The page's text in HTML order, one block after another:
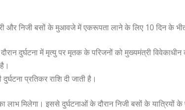
और निजी बसों के मुआवजे में एकरूपता लाने के लिए 10 दिन के
दुर्घटना में मृत्यु पर मृतक के परिजनों को मुख्यमंत्री
प्रतिकर राशि दी जाती है।
लाभ मिलेगा। इससे दुर्घटनाओं के दौरान निजी बसों के